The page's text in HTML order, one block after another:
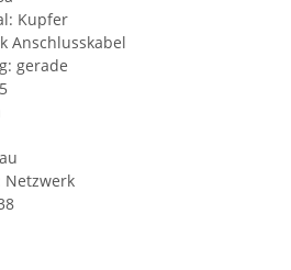
Kupfer
Anschlusskabel
gerade
Netzwerk